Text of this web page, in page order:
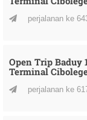
perjalanan ke
Open Trip Baduy
Terminal
perjalanan ke